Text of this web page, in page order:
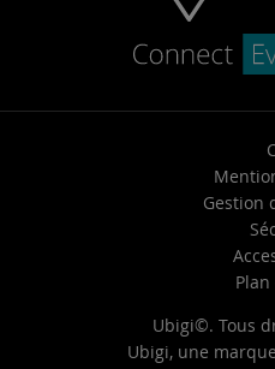
Gestion
Ubigi©. Tous
Ubigi, une marque